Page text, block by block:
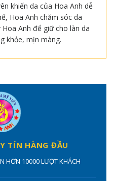
khiến da của Hoa Anh dễ
Hoa Anh chăm sóc da
Anh để giữ cho làn da
khỏe, mịn màng.
TÍN HÀNG ĐẦU
HƠN 10000 LƯỢT KHÁCH